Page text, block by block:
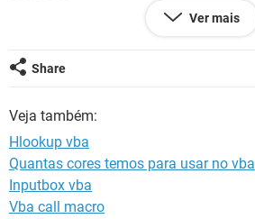
região
Ver mais
Share
Veja também:
Hlookup vba
Quantas cores temos para usar no vba
Inputbox vba
Vba call macro